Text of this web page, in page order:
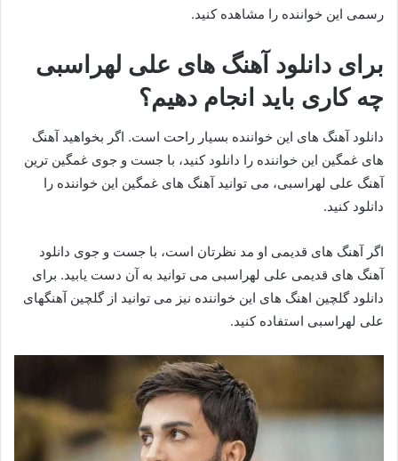
رسمی این خواننده را مشاهده کنید.
برای دانلود آهنگ های علی لهراسبی
چه کاری باید انجام دهیم؟
دانلود آهنگ های این خواننده بسیار راحت است. اگر بخواهید آهنگ
های غمگین این خواننده را دانلود کنید، با جست و جوی غمگین ترین
آهنگ علی لهراسبی، می توانید آهنگ های غمگین این خواننده را
دانلود کنید.
اگر آهنگ های قدیمی او مد نظرتان است، با جست و جوی دانلود
آهنگ های قدیمی علی لهراسبی می توانید به آن دست یابید. برای
دانلود گلچین اهنگ های این خواننده نیز می توانید از گلچین آهنگهای
علی لهراسبی استفاده کنید.